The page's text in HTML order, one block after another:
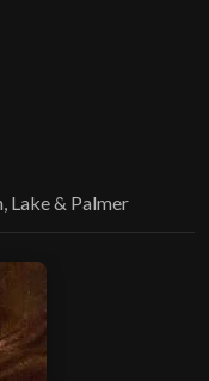
Lake & Palmer